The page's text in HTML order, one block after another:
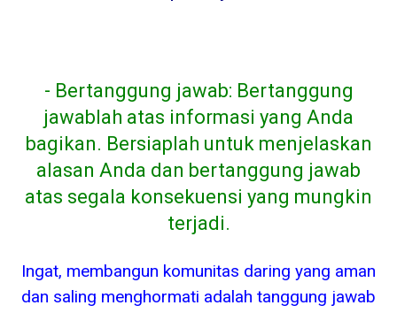
- Bertanggung jawab: Bertanggung
jawablah atas informasi yang Anda
bagikan. Bersiaplah untuk menjelaskan
alasan Anda dan bertanggung jawab
atas segala konsekuensi yang mungkin
terjadi.
Ingat, membangun komunitas daring yang aman
dan saling menghormati adalah tanggung jawab